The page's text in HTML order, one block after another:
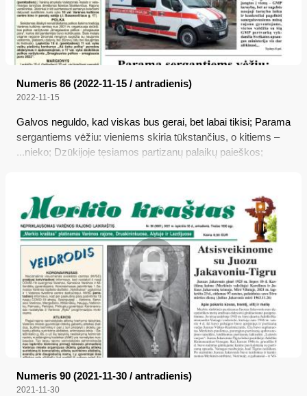
Numeris 86 (2022-11-15 / antradienis)
2022-11-15
Galvos neguldo, kad viskas bus gerai, bet labai tikisi; Parama
sergantiems vėžiu: vieniems skiria tūkstančius, o kitiems –
...nieko; Dzūkijoje tęsiamos partizanų palaikų paieškos;
Numeris 90 (2021-11-30 / antradienis)
2021-11-30